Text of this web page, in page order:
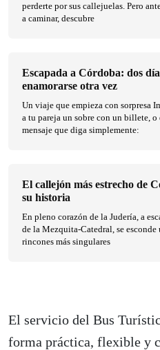
El servicio del Bus
forma práctica, flexible y
perderte por sus callejuelas. Pero
a caminar, descubre
Escapada a Córdoba: dos
enamorarse otra vez
Un viaje que empieza con sorpresa
a tu pareja un sobre con un billete, o
mensaje que diga simplemente:
El callejón más estrecho de
su historia
En pleno corazón de la Judería, a
de la Mezquita-Catedral, se esconde
rincones más singulares